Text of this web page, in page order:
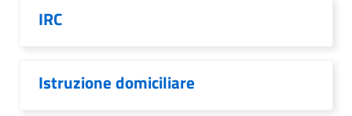
IRC
Istruzione domiciliare